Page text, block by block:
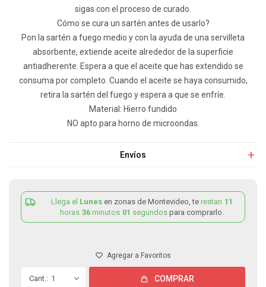
sigas con el proceso de curado.
Cómo se cura un sartén antes de usarlo?
Pon la sartén a fuego medio y con la ayuda de una servilleta
absorbente, extiende aceite alrededor de la superficie
antiadherente. Espera a que el aceite que has extendido se
consuma por completo. Cuando el aceite se haya consumido,
retira la sartén del fuego y espera a que se enfríe.
Material: Hierro fundido
NO apto para horno de microondas.
Envíos
Llega el Lunes en zonas de Montevideo, te restan 11
horas 36 minutos 01 segundos para comprarlo.
1 COMPRAR